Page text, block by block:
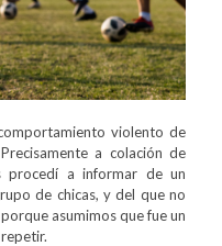
violento de
a colación de
procedí a informar de un
de chicas, y del que no
asumimos que fue un